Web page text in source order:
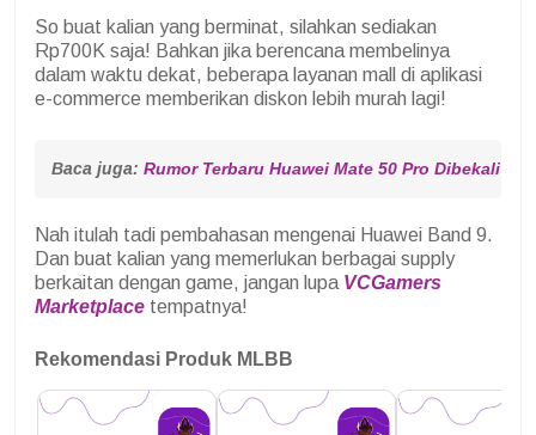
So buat kalian yang berminat, silahkan sediakan
Rp700K saja! Bahkan jika berencana membelinya
dalam waktu dekat, beberapa layanan mall di aplikasi
e-commerce memberikan diskon lebih murah lagi!
Baca juga: Rumor Terbaru Huawei Mate 50 Pro Dibekali
Nah itulah tadi pembahasan mengenai Huawei Band 9.
Dan buat kalian yang memerlukan berbagai supply
berkaitan dengan game, jangan lupa VCGamers
Marketplace tempatnya!
Rekomendasi Produk MLBB